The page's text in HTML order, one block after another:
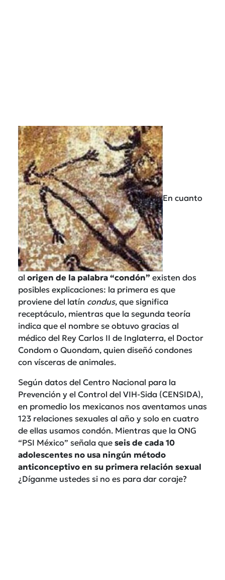
En cuanto
al origen de la palabra “condón” existen dos
posibles explicaciones: la primera es que
proviene del latín condus, que significa
receptáculo, mientras que la segunda teoría
indica que el nombre se obtuvo gracias al
médico del Rey Carlos II de Inglaterra, el Doctor
Condom o Quondam, quien diseñó condones
con vísceras de animales.
Según datos del Centro Nacional para la
Prevención y el Control del VIH-Sida (CENSIDA),
en promedio los mexicanos nos aventamos unas
123 relaciones sexuales al año y solo en cuatro
de ellas usamos condón. Mientras que la ONG
“PSI México” señala que seis de cada 10
adolescentes no usa ningún método
anticonceptivo en su primera relación sexual
¿Díganme ustedes si no es para dar coraje?